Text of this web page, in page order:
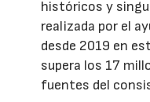
históricos y
realizada por el
desde 2019 en
supera los 17
fuentes del